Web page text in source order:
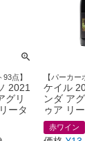
点】
2021
グリ
ータ
【パーカー
ケイル
ンダ ア
ゥア リ
赤ワイン